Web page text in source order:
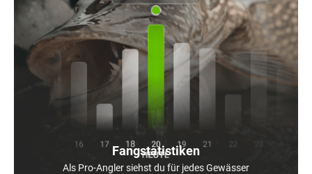
Fangstatistiken
Als Pro-Angler siehst du für jedes Gewässer